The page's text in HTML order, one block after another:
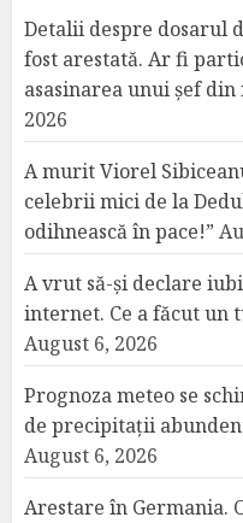
Detalii despre dosarul
fost arestată. Ar fi
asasinarea unui șef
2026
A murit Viorel
celebrii mici de la
odihnească în pace!”
A vrut să-și declare
internet. Ce a făcut un
August 6, 2026
Prognoza meteo se
de precipitații
August 6, 2026
Arestare în Germania.